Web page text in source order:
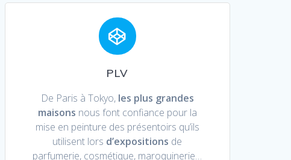
PLV
De Paris à Tokyo, les plus grandes
maisons nous font confiance pour la
mise en peinture des présentoirs qu’ils
utilisent lors d’expositions de
parfumerie, cosmétique, maroquinerie…